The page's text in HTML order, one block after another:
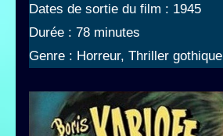
Dates de sortie du film : 1945
Durée : 78 minutes
Genre : Horreur, Thriller gothique